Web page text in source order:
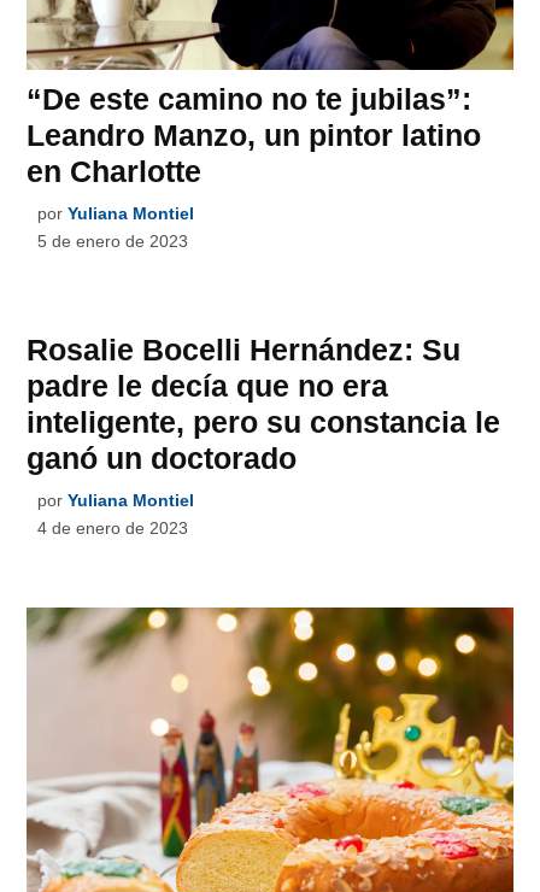
“De este camino no te jubilas”:
Leandro Manzo, un pintor latino
en Charlotte
por Yuliana Montiel
5 de enero de 2023
Rosalie Bocelli Hernández: Su
padre le decía que no era
inteligente, pero su constancia le
ganó un doctorado
por Yuliana Montiel
4 de enero de 2023